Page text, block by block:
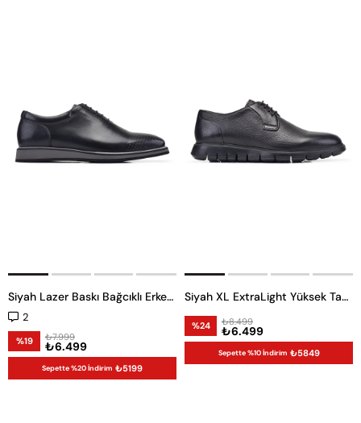
Siyah Lazer Baskı Bağcıklı Erkek Günlük Ayakkabı
2
%19 ₺6.499
₺7.999
Sepette %20 İndirim ₺5199
Siyah XL ExtraLight Yüksek Taban Ayakkabı
%24 ₺6.499
₺8.499
Sepette %10 İndirim ₺5849